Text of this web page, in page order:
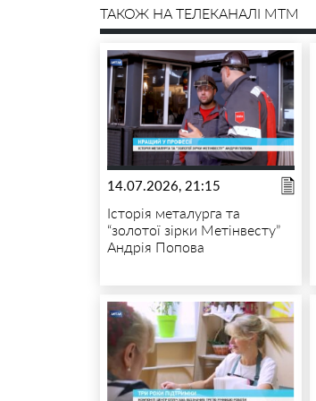
ТАКОЖ НА ТЕЛЕКАНАЛІ MTM
14.07.2026, 21:15
Історія металурга та
“золотої зірки Метінвесту”
Андрія Попова